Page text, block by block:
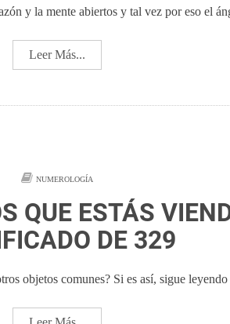
y la mente abiertos y tal vez por eso el
Leer Más...
NUMEROLOGÍA
QUE ESTÁS
DE 329
objetos comunes? Si es así, sigue